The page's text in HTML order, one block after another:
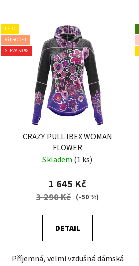
LÉTO
VÝPRODEJ
SLEVA 50 %
CRAZY PULL IBEX WOMAN
FLOWER
Skladem (1 ks)
1 645 Kč
3 290 Kč (–50 %)
DETAIL
Příjemná, velmi vzdušná dámská